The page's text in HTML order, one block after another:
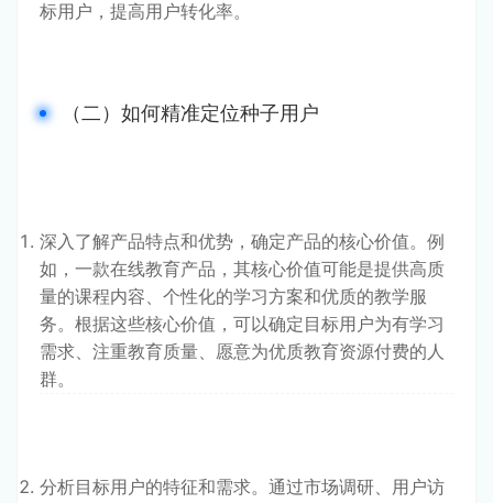
标用户，提高用户转化率。
（二）如何精准定位种子用户
深入了解产品特点和优势，确定产品的核心价值。例
如，一款在线教育产品，其核心价值可能是提供高质
量的课程内容、个性化的学习方案和优质的教学服
务。根据这些核心价值，可以确定目标用户为有学习
需求、注重教育质量、愿意为优质教育资源付费的人
群。
分析目标用户的特征和需求。通过市场调研、用户访